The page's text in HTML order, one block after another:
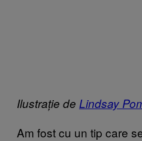
Ilustrație de Lindsay
Am fost cu un tip care